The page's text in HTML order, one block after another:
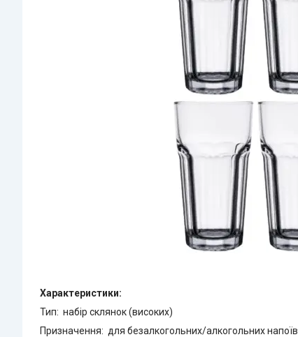
Характеристики:
Тип: набір склянок (високих)
Призначення: для безалкогольних/алкогольних напоїв